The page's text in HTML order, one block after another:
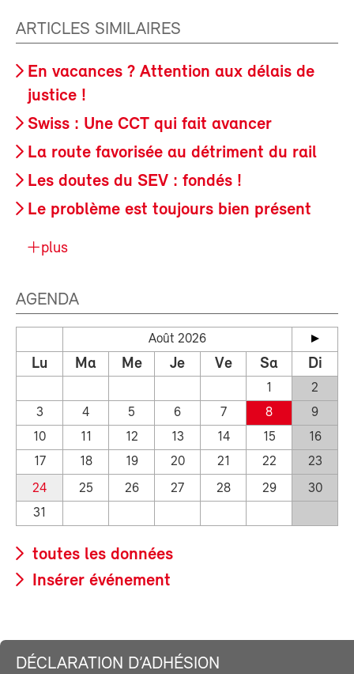
ARTICLES SIMILAIRES
En vacances ? Attention aux délais de
justice !
Swiss : Une CCT qui fait avancer
La route favorisée au détriment du rail
Les doutes du SEV : fondés !
Le problème est toujours bien présent
plus
AGENDA
Août 2026
Lu Ma Me Je Ve Sa Di
1
2
3
4 5 6 7 8
9
10
11 12 13 14 15
16
17
18 19 20 21 22
23
24
25 26 27 28 29
30
31
toutes les données
Insérer événement
DÉCLARATION D’ADHÉSION